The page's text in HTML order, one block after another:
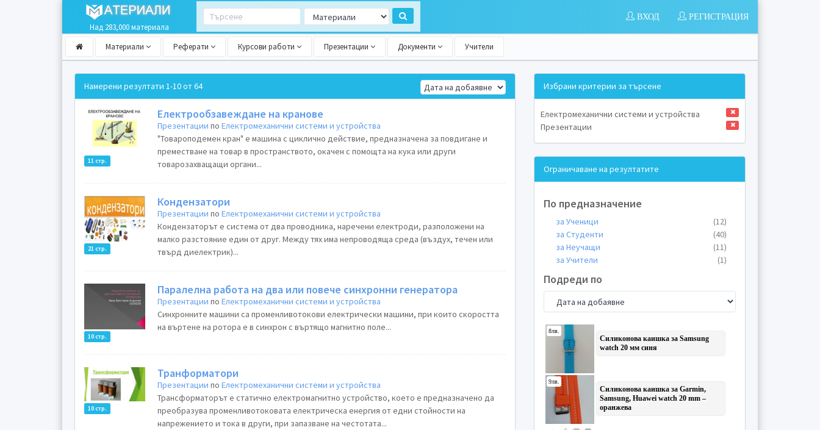
Над 283,000 материала
РЕГИСТРАЦИЯ
ВХОД
Материали Реферати Курсови работи Презентации Документи Учители
Намерени резултати 1-10 от 64
11 стр.
Електрообзавеждане на кранове
Презентации поЕлектромеханични системи и устройства
"Товароподемен кран" е машина с циклично действие, предназначена за повдигане и
преместване на товар в пространството, окачен с помощта на кука или други
товарозахващащи органи...
21 стр.
Кондензатори
Презентации поЕлектромеханични системи и устройства
Кондензаторът е система от два проводника, наречени електроди, разположени на
малко разстояние един от друг. Между тях има непроводяща среда (въздух, течен или
твърд диелектрик)...
10 стр.
Паралелна работа на два или повече синхронни генератора
Презентации поЕлектромеханични системи и устройства
Синхронните машини са променливотокови електрически машини, при които скоростта
на въртене на ротора е в синхрон с въртящо магнитно поле...
10 стр.
Транформатори
Презентации поЕлектромеханични системи и устройства
Трансформаторът е статично електромагнитно устройство, което е предназначено да
преобразува променливотоковата електрическа енергия от едни стойности на
напрежението и тока в други, при запазване на честотата...
Избрани критерии за търсене
Електромеханични системи и устройства
Презентации
Ограничаване на резултатите
По предназначение
за Ученици
(12)
за Студенти
(40)
за Неучащи
(11)
за Учители
(1)
Подреди по